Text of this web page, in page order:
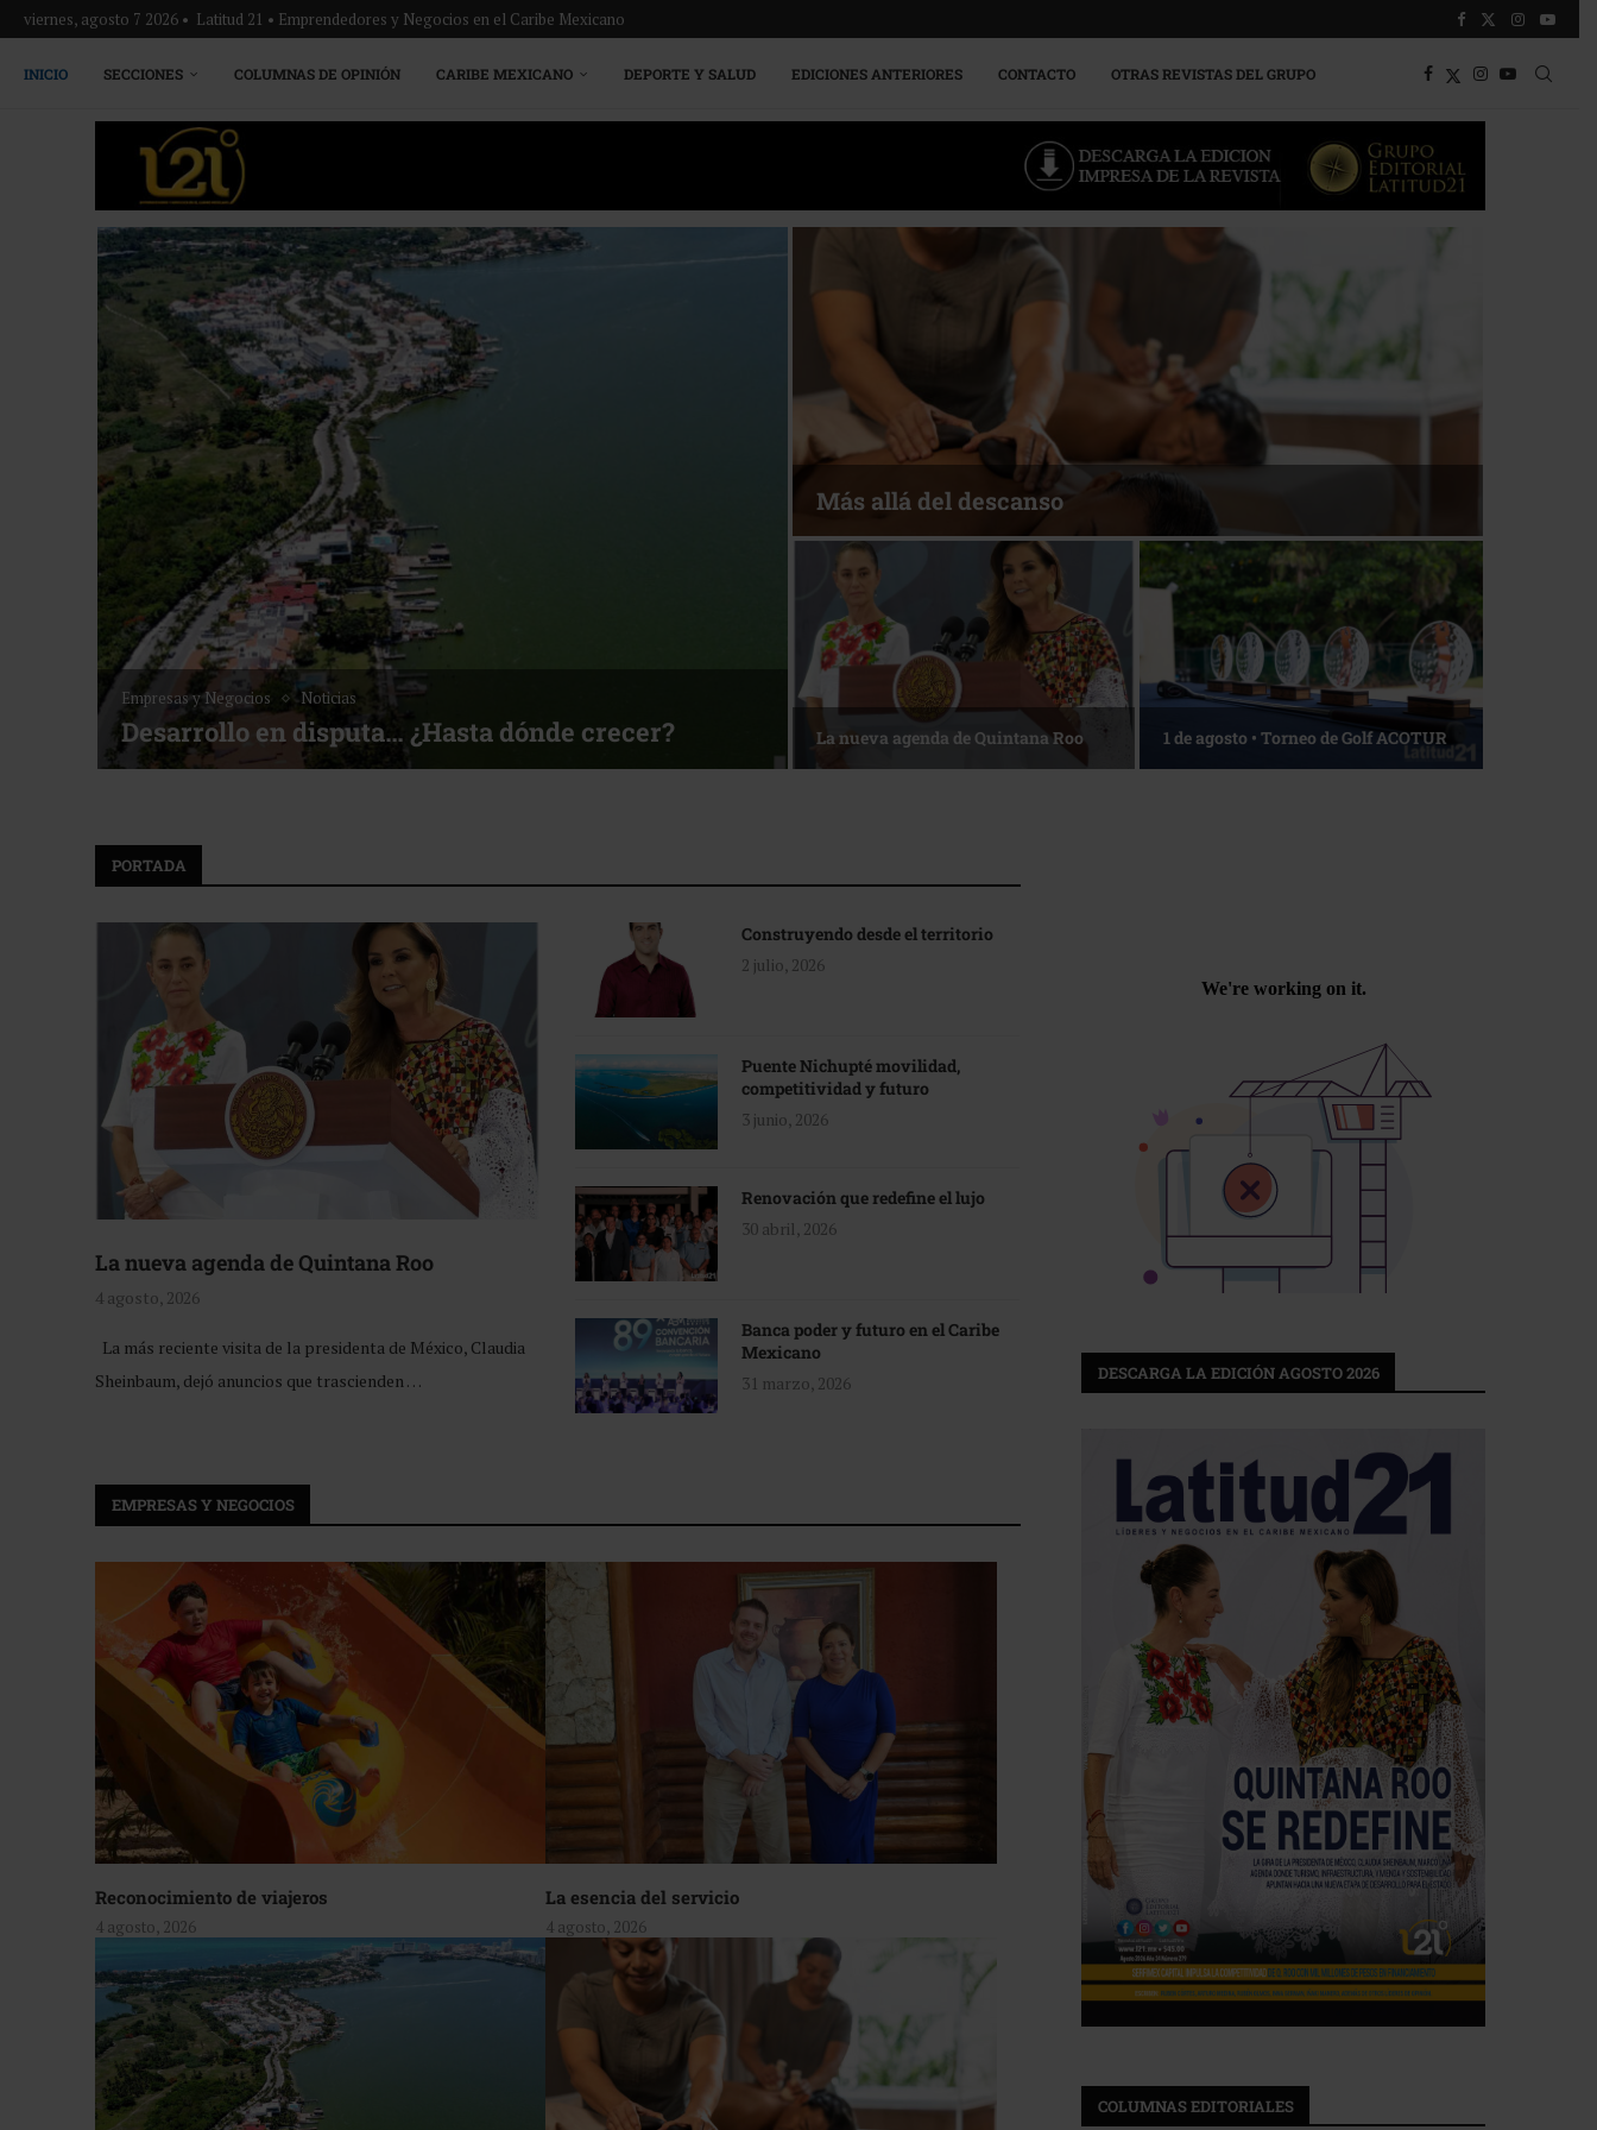
viernes, agosto 7 2026 • Latitud 21 • Emprendedores y Negocios en el Caribe Mexicano
INICIO SECCIONES COLUMNAS DE OPINIÓN CARIBE MEXICANO DEPORTE Y SALUD EDICIONES ANTERIORES CONTACTO OTRAS REVISTAS DEL GRUPO
Empresas y Negocios Noticias
Desarrollo en disputa… ¿Hasta dónde crecer?
Más allá del descanso
La nueva agenda de Quintana Roo 1 de agosto • Torneo de Golf ACOTUR
PORTADA
La nueva agenda de Quintana Roo
4 agosto, 2026
La más reciente visita de la presidenta de México, Claudia
Sheinbaum, dejó anuncios que trascienden …
Construyendo desde el territorio
2 julio, 2026
Puente Nichupté movilidad,
competitividad y futuro
3 junio, 2026
Renovación que redefine el lujo
30 abril, 2026
Banca poder y futuro en el Caribe
Mexicano
31 marzo, 2026
EMPRESAS Y NEGOCIOS
Reconocimiento de viajeros
4 agosto, 2026
La esencia del servicio
4 agosto, 2026
DESCARGA LA EDICIÓN AGOSTO 2026
COLUMNAS EDITORIALES